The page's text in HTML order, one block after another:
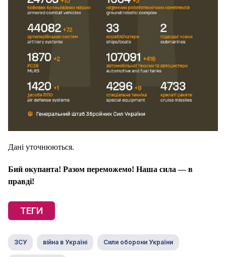
Дані уточнюються.
Бий окупанта! Разом переможемо! Наша сила — в
правді!
ТЕГИ
ЗСУ війна в Україні Сили оборони України